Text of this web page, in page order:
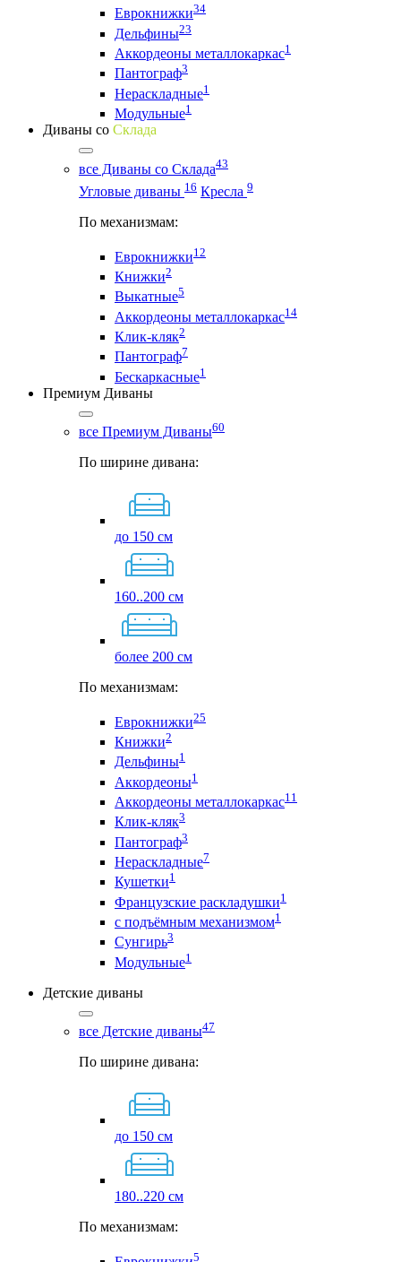
Еврокнижки34
Дельфины23
Аккордеоны металлокаркас1
Пантограф3
Нераскладные1
Модульные1
Диваны со Склада
все Диваны со Склада43
Угловые диваны 16 Кресла 9
По механизмам:
Еврокнижки12
Книжки2
Выкатные5
Аккордеоны металлокаркас14
Клик-кляк2
Пантограф7
Бескаркасные1
Премиум Диваны
все Премиум Диваны60
По ширине дивана:
до 150 см
160..200 см
более 200 см
По механизмам:
Еврокнижки25
Книжки2
Дельфины1
Аккордеоны1
Аккордеоны металлокаркас11
Клик-кляк3
Пантограф3
Нераскладные7
Кушетки1
Французские раскладушки1
с подъёмным механизмом1
Сунгирь3
Модульные1
Детские диваны
все Детские диваны47
По ширине дивана:
до 150 см
180..220 см
По механизмам:
5